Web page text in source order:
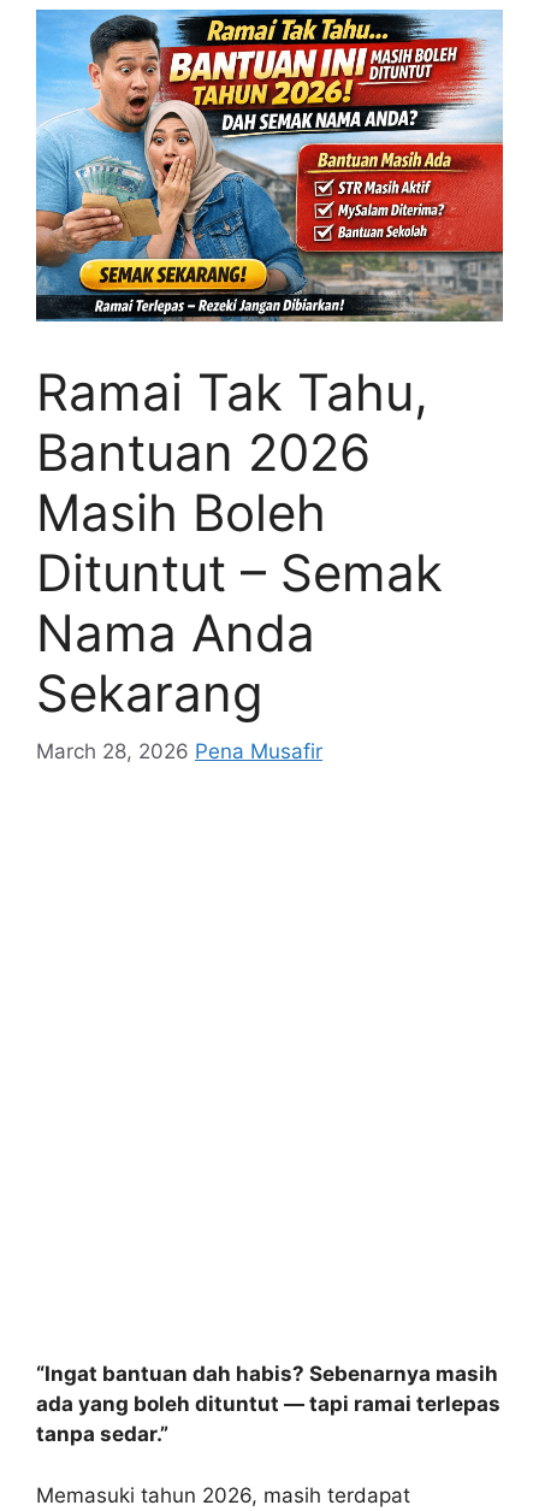
Ramai Tak Tahu,
Bantuan 2026
Masih Boleh
Dituntut – Semak
Nama Anda
Sekarang
March 28, 2026 Pena Musafir
“Ingat bantuan dah habis? Sebenarnya masih
ada yang boleh dituntut — tapi ramai terlepas
tanpa sedar.”
Memasuki tahun 2026, masih terdapat